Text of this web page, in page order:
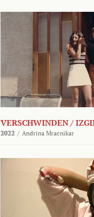
VERSCHWINDEN /
2022 / Andrina Mracnikar